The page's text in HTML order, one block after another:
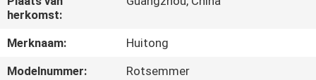
VR-
SHOW
herkomst:
Merknaam:
Huitong
Modelnummer:
Rotsemmer